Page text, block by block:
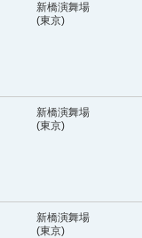
新橋演舞場
(東京)
新橋演舞場
(東京)
新橋演舞場
(東京)